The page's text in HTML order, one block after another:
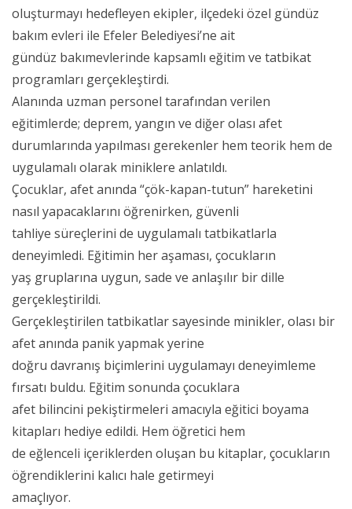
oluşturmayı hedefleyen ekipler, ilçedeki özel gündüz
bakım evleri ile Efeler Belediyesi’ne ait
gündüz bakımevlerinde kapsamlı eğitim ve tatbikat
programları gerçekleştirdi.
Alanında uzman personel tarafından verilen
eğitimlerde; deprem, yangın ve diğer olası afet
durumlarında yapılması gerekenler hem teorik hem de
uygulamalı olarak miniklere anlatıldı.
Çocuklar, afet anında “çök-kapan-tutun” hareketini
nasıl yapacaklarını öğrenirken, güvenli
tahliye süreçlerini de uygulamalı tatbikatlarla
deneyimledi. Eğitimin her aşaması, çocukların
yaş gruplarına uygun, sade ve anlaşılır bir dille
gerçekleştirildi.
Gerçekleştirilen tatbikatlar sayesinde minikler, olası bir
afet anında panik yapmak yerine
doğru davranış biçimlerini uygulamayı deneyimleme
fırsatı buldu. Eğitim sonunda çocuklara
afet bilincini pekiştirmeleri amacıyla eğitici boyama
kitapları hediye edildi. Hem öğretici hem
de eğlenceli içeriklerden oluşan bu kitaplar, çocukların
öğrendiklerini kalıcı hale getirmeyi
amaçlıyor.